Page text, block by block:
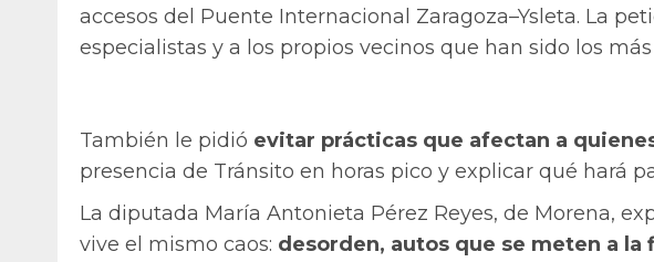
accesos del Puente Internacional Zaragoza–Ysleta. La
especialistas y a los propios vecinos que han sido los
También le pidió evitar prácticas que afectan a
presencia de Tránsito en horas pico y explicar qué hará
La diputada María Antonieta Pérez Reyes, de Morena,
vive el mismo caos: desorden, autos que se meten a la